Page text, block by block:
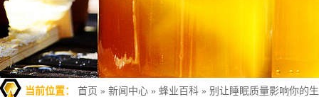
当前位置： 首页 » 新闻中心 » 蜂业百科 » 别让睡眠质量影响你的